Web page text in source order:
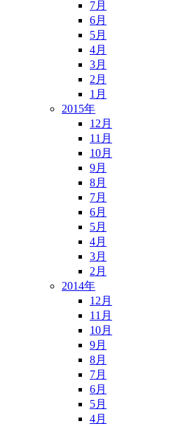
7月
6月
5月
4月
3月
2月
1月
2015年
12月
11月
10月
9月
8月
7月
6月
5月
4月
3月
2月
2014年
12月
11月
10月
9月
8月
7月
6月
5月
4月